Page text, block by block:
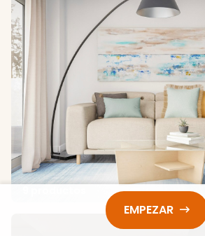
EMPEZAR